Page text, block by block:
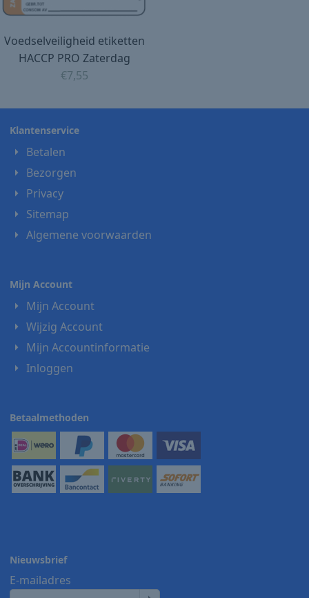
Voedselveiligheid etiketten
HACCP PRO Zaterdag
€7,55
Klantenservice
Betalen
Bezorgen
Privacy
Sitemap
Algemene voorwaarden
Mijn Account
Mijn Account
Wijzig Account
Mijn Accountinformatie
Inloggen
Betaalmethoden
Nieuwsbrief
E-mailadres